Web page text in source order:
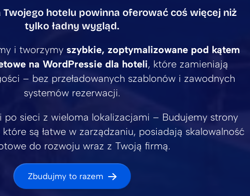
hotelu powinna oferować coś więcej niż
tylko ładny wygląd.
i tworzymy szybkie, zoptymalizowane pod kątem
na WordPressie dla hoteli, które zamieniają
– bez przeładowanych szablonów i zawodnych
systemów rezerwacji.
po sieci z wieloma lokalizacjami – Budujemy strony
są łatwe w zarządzaniu, posiadają skalowalność
do rozwoju wraz z Twoją firmą.
Zbudujmy to razem